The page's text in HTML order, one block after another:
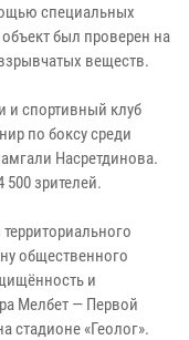
специальных
был проверен на
веществ.
и спортивный клуб
по боксу среди
Насретдинова.
зрителей.
общественного
и
Мелбет — Первой
стадионе «Геолог».